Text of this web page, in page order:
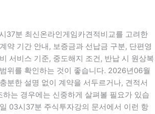
37분 최신온라인게임카견적비교를 고려한
약 기간 안내, 보증금과 선납금 구분, 단편영
서비스 기준, 중도해지 조건, 반납 시 원상복
위를 확인하는 것이 좋습니다. 2026년06월
분한 설명 없이 계약을 서두르거나, 견적서
하는 경우에는 신중하게 살펴볼 필요가 있습
03시37분 주식투자강의 문서에서 이런 항